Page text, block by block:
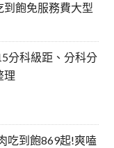
飽免服務費大型
分科級距、分科分
理
吃到飽869起!爽嗑